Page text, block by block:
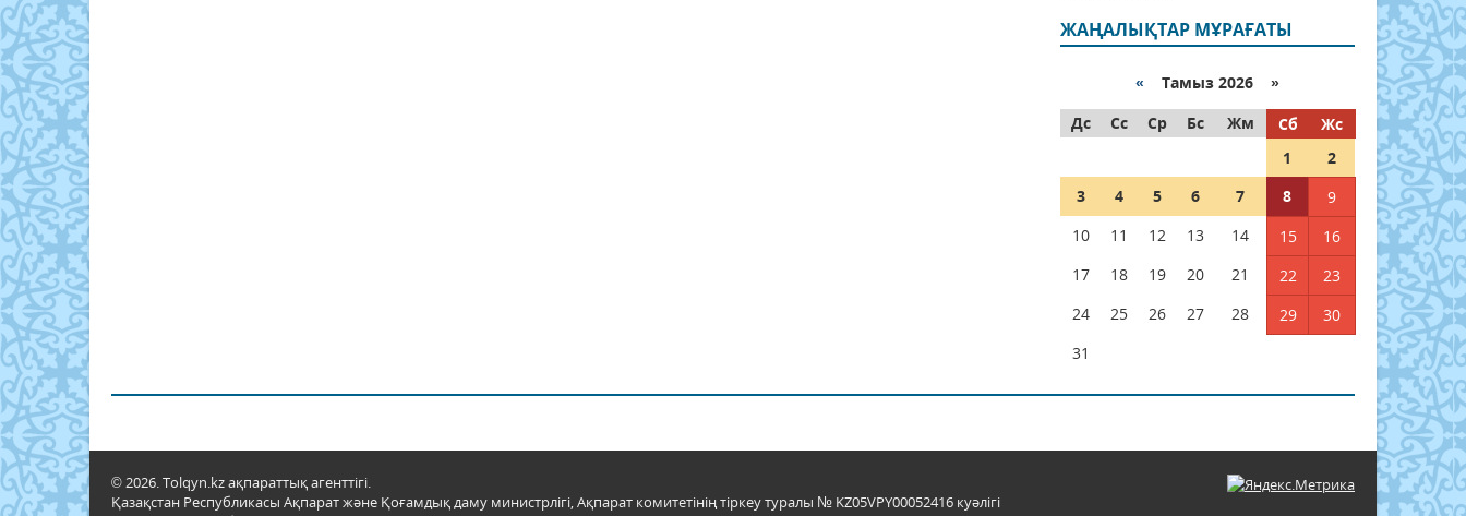
ЖАҢАЛЫҚТАР МҰРАҒАТЫ
« Тамыз 2026 »
Дс
Сс Ср Бс Жм Сб
Жс
1
2
3
4 5 6 7 8
9
10
11 12 13 14 15
16
17
18 19 20 21 22
23
24
25 26 27 28 29
30
31
© 2026. Tolqyn.kz ақпараттық агенттігі.
Қазақстан Республикасы Ақпарат және Қоғамдық даму министрлігі, Ақпарат комитетінің тіркеу туралы № KZ05VPY00052416 куәлігі